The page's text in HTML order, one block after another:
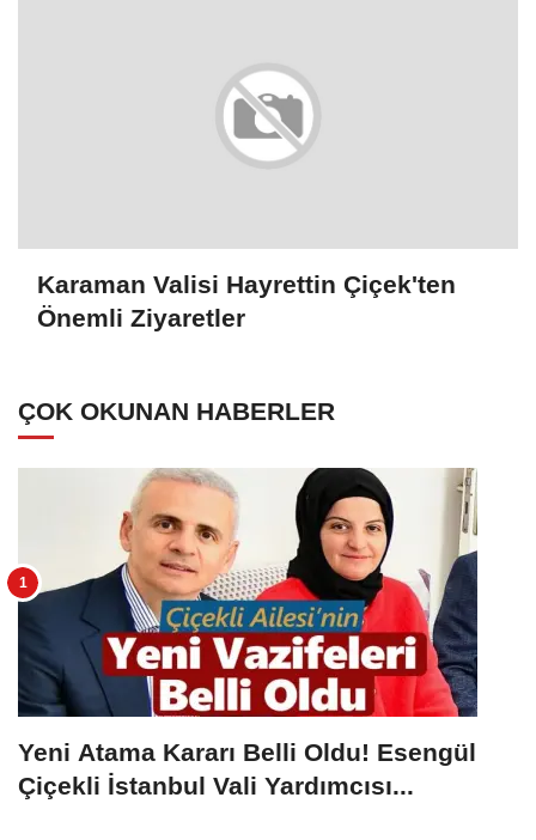
Karaman Valisi Hayrettin Çiçek'ten
Önemli Ziyaretler
ÇOK OKUNAN HABERLER
Yeni Atama Kararı Belli Oldu! Esengül
Çiçekli İstanbul Vali Yardımcısı...